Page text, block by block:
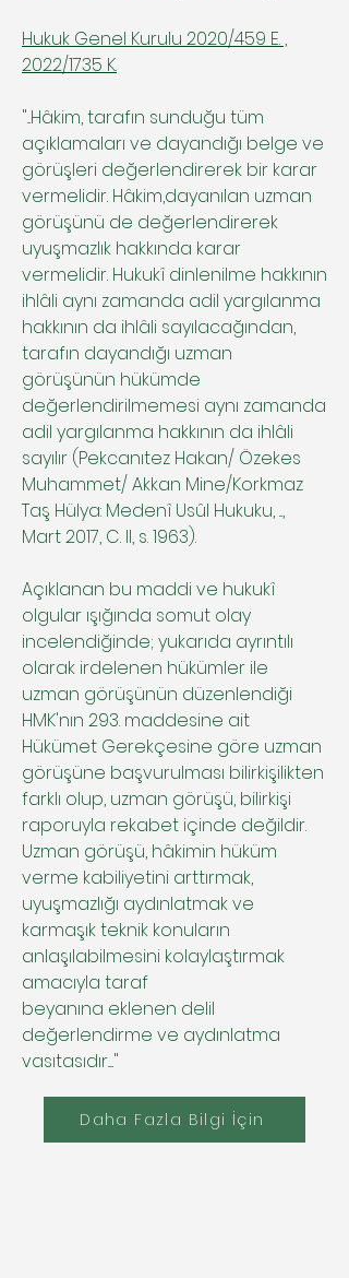
Hukuk Genel Kurulu 2020/459 E. ,
2022/1735 K.
​"...Hâkim, tarafın sunduğu tüm
açıklamaları ve dayandığı belge ve
görüşleri değerlendirerek bir karar
vermelidir. Hâkim,dayanılan uzman
görüşünü de değerlendirerek
uyuşmazlık hakkında karar
vermelidir. Hukukî dinlenilme hakkının
ihlâli aynı zamanda adil yargılanma
hakkının da ihlâli sayılacağından,
tarafın dayandığı uzman
görüşünün hükümde
değerlendirilmemesi aynı zamanda
adil yargılanma hakkının da ihlâli
sayılır (Pekcanıtez Hakan/ Özekes
Muhammet/ Akkan Mine/Korkmaz
Taş Hülya: Medenî Usûl Hukuku, ...,
Mart 2017, C. II, s. 1963).
Açıklanan bu maddi ve hukukî
olgular ışığında somut olay
incelendiğinde; yukarıda ayrıntılı
olarak irdelenen hükümler ile
uzman görüşünün düzenlendiği
HMK'nın 293. maddesine ait
Hükümet Gerekçesine göre uzman
görüşüne başvurulması bilirkişilikten
farklı olup, uzman görüşü, bilirkişi
raporuyla rekabet içinde değildir.
Uzman görüşü, hâkimin hüküm
verme kabiliyetini arttırmak,
uyuşmazlığı aydınlatmak ve
karmaşık teknik konuların
anlaşılabilmesini kolaylaştırmak
amacıyla taraf
beyanına eklenen delil
değerlendirme ve aydınlatma
vasıtasıdır....."
Daha Fazla Bilgi İçin